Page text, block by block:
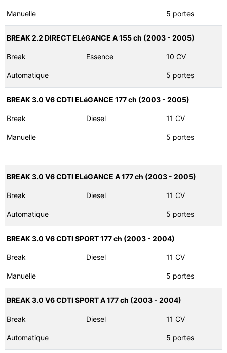
Manuelle 5 portes
BREAK 2.2 DIRECT ELéGANCE A 155 ch (2003 - 2005)
Break Essence 10 CV
Automatique 5 portes
BREAK 3.0 V6 CDTI ELéGANCE 177 ch (2003 - 2005)
Break Diesel 11 CV
Manuelle 5 portes
BREAK 3.0 V6 CDTI ELéGANCE A 177 ch (2003 - 2005)
Break Diesel 11 CV
Automatique 5 portes
BREAK 3.0 V6 CDTI SPORT 177 ch (2003 - 2004)
Break Diesel 11 CV
Manuelle 5 portes
BREAK 3.0 V6 CDTI SPORT A 177 ch (2003 - 2004)
Break Diesel 11 CV
Automatique 5 portes